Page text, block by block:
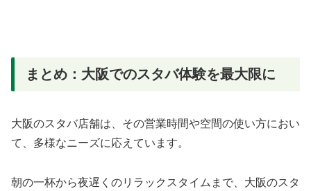
まとめ：大阪でのスタバ体験を最大限に
大阪のスタバ店舗は、その営業時間や空間の使い方におい
て、多様なニーズに応えています。
朝の一杯から夜遅くのリラックスタイムまで、大阪のスタ